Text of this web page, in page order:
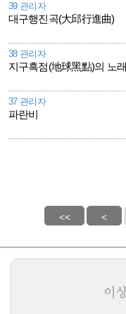
39 관리자
대구행진곡(大邱行進曲)
38 관리자
지구흑점(地球黑點)의 노래
37 관리자
파란비